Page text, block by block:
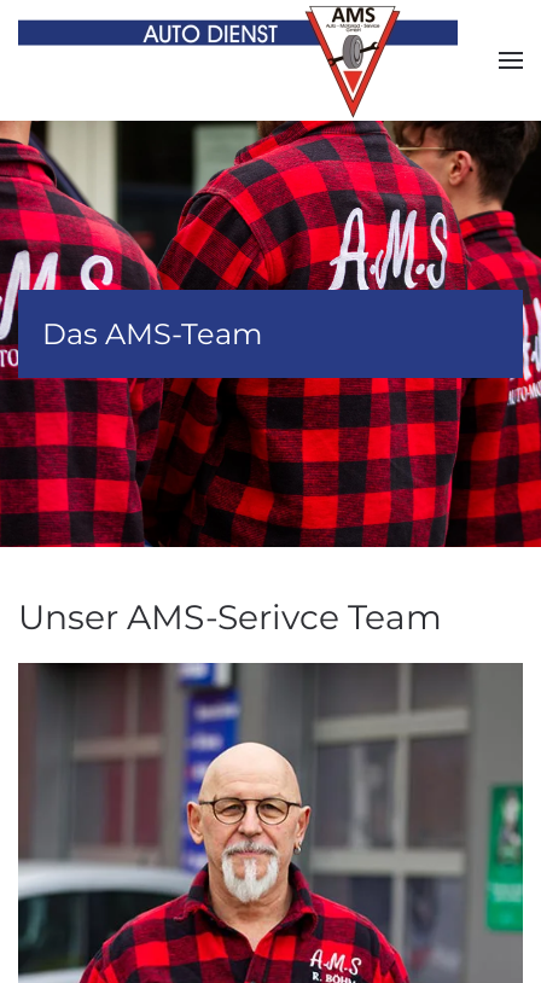
Das AMS-Team
Unser AMS-Serivce Team